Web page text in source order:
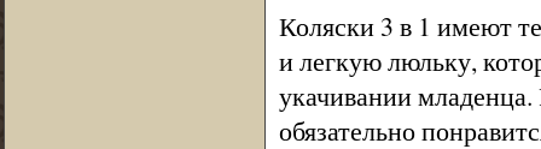
Коляски 3 в 1 имеют
и легкую люльку,
укачивании
обязательно